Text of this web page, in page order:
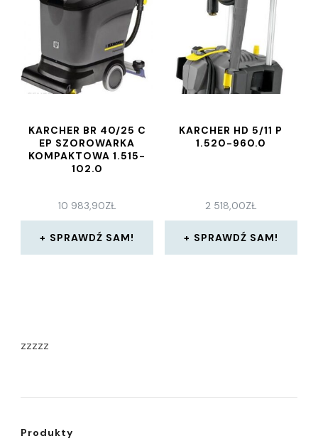
KARCHER BR 40/25 C
EP SZOROWARKA
KOMPAKTOWA 1.515-
102.0
10 983,90ZŁ
SPRAWDŹ SAM!
KARCHER HD 5/11 P
1.520-960.0
2 518,00ZŁ
SPRAWDŹ SAM!
zzzzz
Produkty